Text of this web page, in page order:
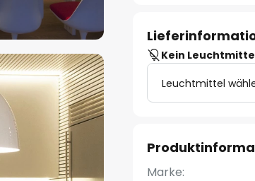
Kein
Leuchtmittel
Marke: